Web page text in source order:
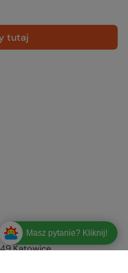
tutaj
Katowice
Masz pytanie? Kliknij!